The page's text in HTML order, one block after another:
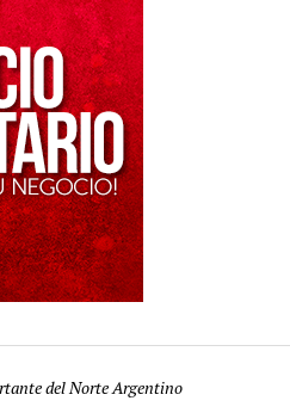
del Norte Argentino